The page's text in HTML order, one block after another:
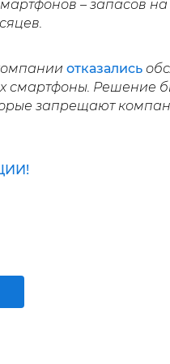
– запасов на
отказались
смартфоны. Решение
запрещают